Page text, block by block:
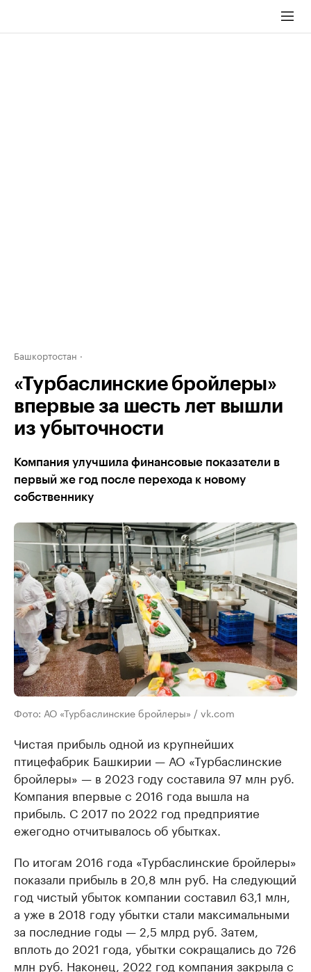
Башкортостан
«Турбаслинские бройлеры»
впервые за шесть лет вышли
из убыточности
Компания улучшила финансовые показатели в
первый же год после перехода к новому
собственнику
Фото: АО «Турбаслинские бройлеры» / vk.com
Чистая прибыль одной из крупнейших
птицефабрик Башкирии — АО «Турбаслинские
бройлеры» — в 2023 году составила 97 млн руб.
Компания впервые с 2016 года вышла на
прибыль. С 2017 по 2022 год предприятие
ежегодно отчитывалось об убытках.
По итогам 2016 года «Турбаслинские бройлеры»
показали прибыль в 20,8 млн руб. На следующий
год чистый убыток компании составил 63,1 млн,
а уже в 2018 году убытки стали максимальными
за последние годы — 2,5 млрд руб. Затем,
вплоть до 2021 года, убытки сокращались до 726
млн руб. Наконец, 2022 год компания закрыла с